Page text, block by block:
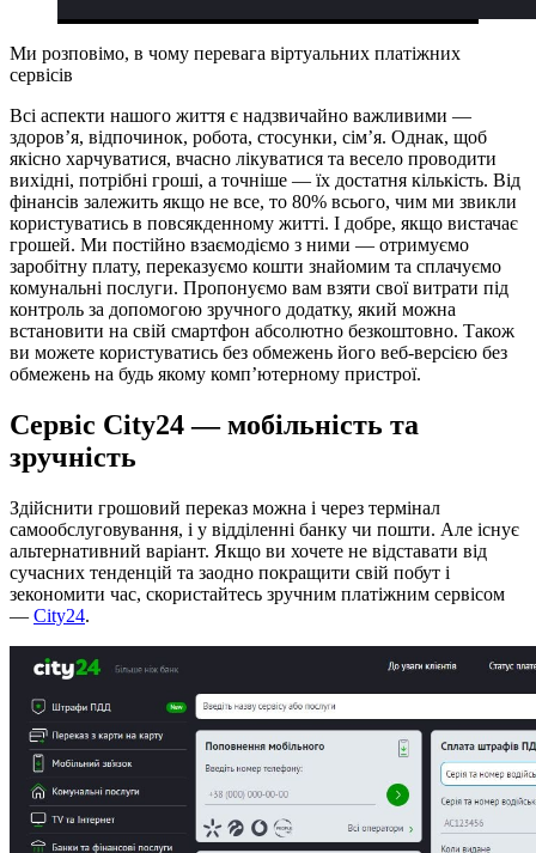
Ми розповімо, в чому перевага віртуальних платіжних
сервісів
Всі аспекти нашого життя є надзвичайно важливими —
здоров’я, відпочинок, робота, стосунки, сім’я. Однак, щоб
якісно харчуватися, вчасно лікуватися та весело проводити
вихідні, потрібні гроші, а точніше — їх достатня кількість. Від
фінансів залежить якщо не все, то 80% всього, чим ми звикли
користуватись в повсякденному житті. І добре, якщо вистачає
грошей. Ми постійно взаємодіємо з ними — отримуємо
заробітну плату, переказуємо кошти знайомим та сплачуємо
комунальні послуги. Пропонуємо вам взяти свої витрати під
контроль за допомогою зручного додатку, який можна
встановити на свій смартфон абсолютно безкоштовно. Також
ви можете користуватись без обмежень його веб-версією без
обмежень на будь якому комп’ютерному пристрої.
Сервіс City24 — мобільність та
зручність
Здійснити грошовий переказ можна і через термінал
самообслуговування, і у відділенні банку чи пошти. Але існує
альтернативний варіант. Якщо ви хочете не відставати від
сучасних тенденцій та заодно покращити свій побут і
зекономити час, скористайтесь зручним платіжним сервісом
— City24.